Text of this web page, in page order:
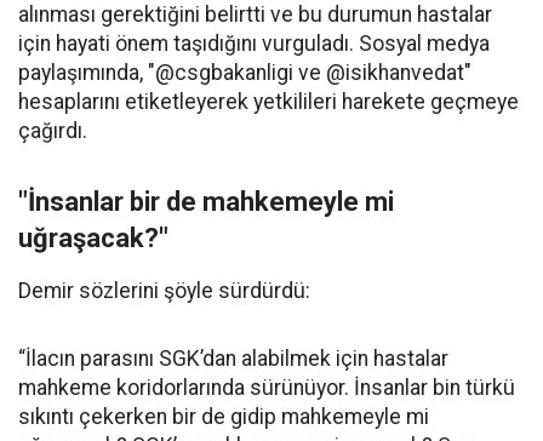
alınması gerektiğini belirtti ve bu durumun hastalar
için hayati önem taşıdığını vurguladı. Sosyal medya
paylaşımında, "@csgbakanligi ve @isikhanvedat"
hesaplarını etiketleyerek yetkilileri harekete geçmeye
çağırdı.
"İnsanlar bir de mahkemeyle mi
uğraşacak?"
Demir sözlerini şöyle sürdürdü:
“İlacın parasını SGK’dan alabilmek için hastalar
mahkeme koridorlarında sürünüyor. İnsanlar bin türkü
sıkıntı çekerken bir de gidip mahkemeyle mi